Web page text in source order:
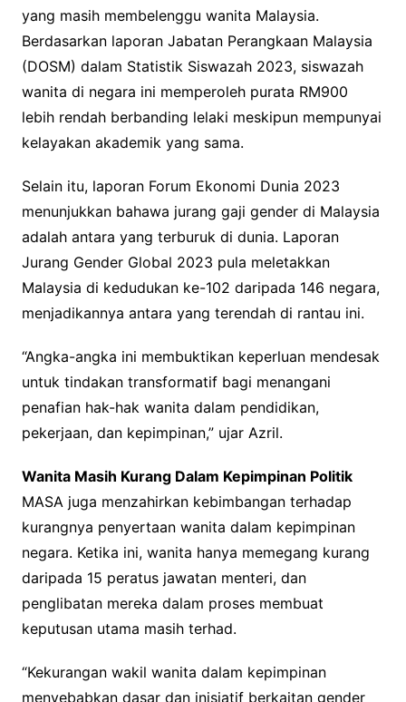
yang masih membelenggu wanita Malaysia.
Berdasarkan laporan Jabatan Perangkaan Malaysia
(DOSM) dalam Statistik Siswazah 2023, siswazah
wanita di negara ini memperoleh purata RM900
lebih rendah berbanding lelaki meskipun mempunyai
kelayakan akademik yang sama.
Selain itu, laporan Forum Ekonomi Dunia 2023
menunjukkan bahawa jurang gaji gender di Malaysia
adalah antara yang terburuk di dunia. Laporan
Jurang Gender Global 2023 pula meletakkan
Malaysia di kedudukan ke-102 daripada 146 negara,
menjadikannya antara yang terendah di rantau ini.
“Angka-angka ini membuktikan keperluan mendesak
untuk tindakan transformatif bagi menangani
penafian hak-hak wanita dalam pendidikan,
pekerjaan, dan kepimpinan,” ujar Azril.
Wanita Masih Kurang Dalam Kepimpinan Politik
MASA juga menzahirkan kebimbangan terhadap
kurangnya penyertaan wanita dalam kepimpinan
negara. Ketika ini, wanita hanya memegang kurang
daripada 15 peratus jawatan menteri, dan
penglibatan mereka dalam proses membuat
keputusan utama masih terhad.
“Kekurangan wakil wanita dalam kepimpinan
menyebabkan dasar dan inisiatif berkaitan gender